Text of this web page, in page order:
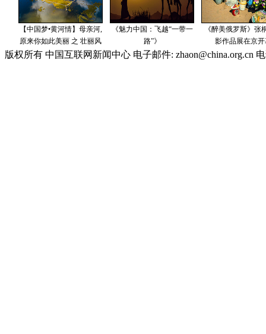
版权所有 中国互联网新闻中心 电子邮件: zhaon@china.org.cn